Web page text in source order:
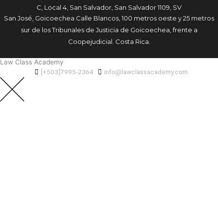
C, Local 4, San Salvador, San Salvador 1109, SV
San José, Goicoechea Calle Blancos, 100 metros oeste y 25 metros
sur de los Tribunales de Justicia de Goicoechea, frente a
Coopejudicial. Costa Rica.
Law Class Academy
[+503]7995-2364
info@lawclassacademy.com